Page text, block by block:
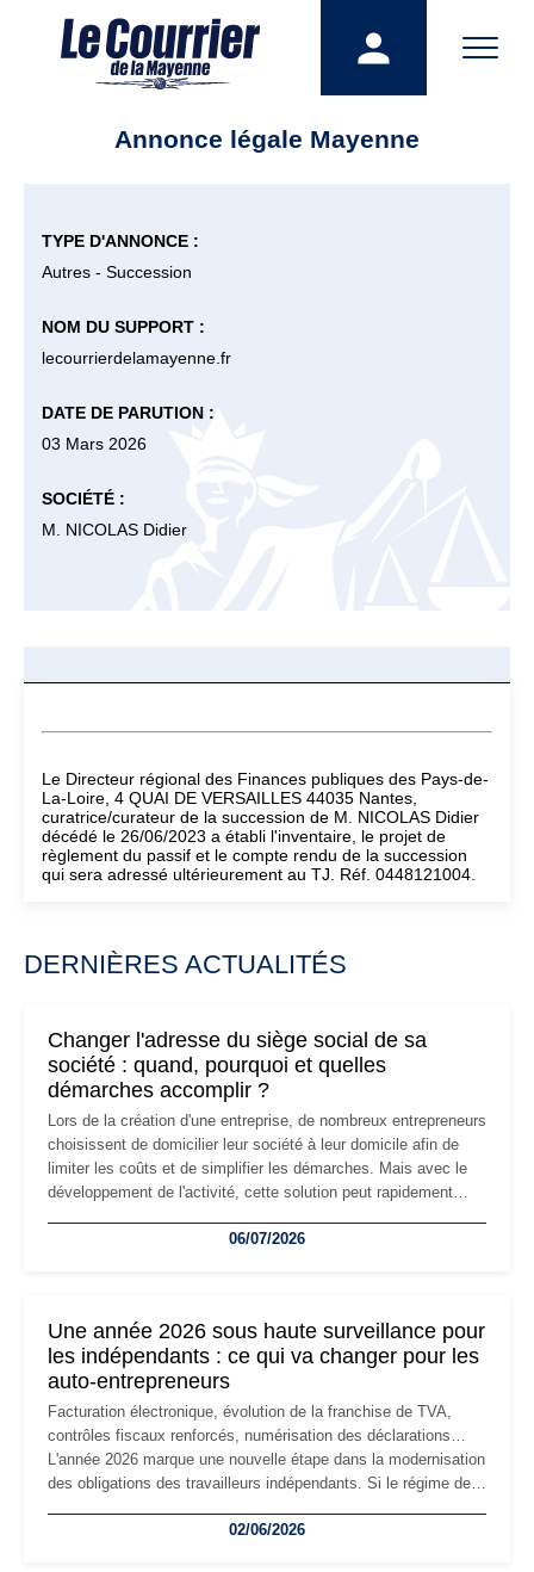
Annonce légale Mayenne
TYPE D'ANNONCE :
Autres - Succession
NOM DU SUPPORT :
lecourrierdelamayenne.fr
DATE DE PARUTION :
03 Mars 2026
SOCIÉTÉ :
M. NICOLAS Didier
Le Directeur régional des Finances publiques des Pays-de-
La-Loire, 4 QUAI DE VERSAILLES 44035 Nantes,
curatrice/curateur de la succession de M. NICOLAS Didier
décédé le 26/06/2023 a établi l'inventaire, le projet de
règlement du passif et le compte rendu de la succession
qui sera adressé ultérieurement au TJ. Réf. 0448121004.
DERNIÈRES ACTUALITÉS
Changer l'adresse du siège social de sa
société : quand, pourquoi et quelles
démarches accomplir ?
Lors de la création d'une entreprise, de nombreux entrepreneurs
choisissent de domicilier leur société à leur domicile afin de
limiter les coûts et de simplifier les démarches. Mais avec le
développement de l'activité, cette solution peut rapidement
professionnels, recrutement, image de marque… Le
06/07/2026
Une année 2026 sous haute surveillance pour
les indépendants : ce qui va changer pour les
auto-entrepreneurs
Facturation électronique, évolution de la franchise de TVA,
contrôles fiscaux renforcés, numérisation des déclarations…
L'année 2026 marque une nouvelle étape dans la modernisation
des obligations des travailleurs indépendants. Si le régime de
les auto-entrepreneurs devront s'adapter à un environnement
02/06/2026